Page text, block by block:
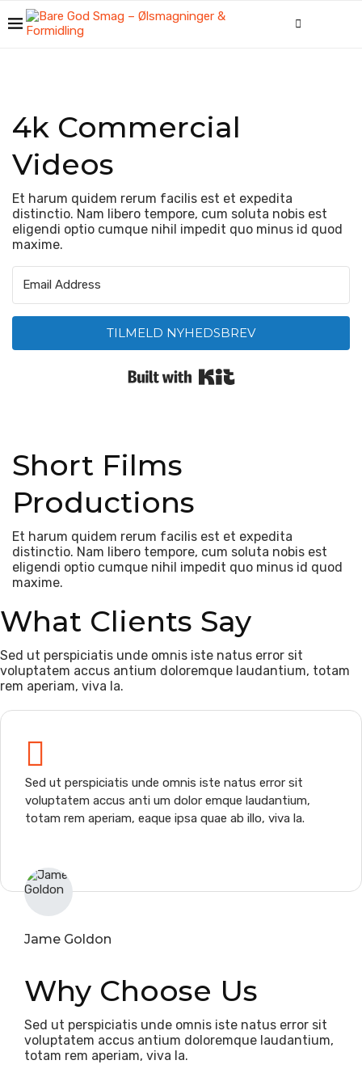
Our Services
4k Commercial
Videos
Et harum quidem rerum facilis est et expedita
distinctio. Nam libero tempore, cum soluta nobis est
eligendi optio cumque nihil impedit quo minus id quod
maxime.
TILMELD NYHEDSBREV
Short Films
Productions
Et harum quidem rerum facilis est et expedita
distinctio. Nam libero tempore, cum soluta nobis est
eligendi optio cumque nihil impedit quo minus id quod
maxime.
What Clients Say
Sed ut perspiciatis unde omnis iste natus error sit
voluptatem accus antium doloremque laudantium, totam
rem aperiam, viva la.
Sed ut perspiciatis unde omnis iste natus error sit
voluptatem accus anti um dolor emque laudantium,
totam rem aperiam, eaque ipsa quae ab illo, viva la.
Jame Goldon
Why Choose Us
Sed ut perspiciatis unde omnis iste natus error sit
voluptatem accus antium doloremque laudantium,
totam rem aperiam, viva la.